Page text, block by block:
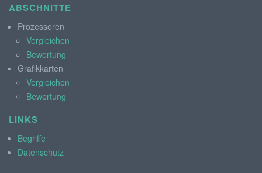
ABSCHNITTE
Prozessoren
Vergleichen
Bewertung
Grafikkarten
Vergleichen
Bewertung
LINKS
Begriffe
Datenschutz